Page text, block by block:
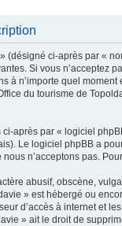
(désigné ci-après par «
Si vous n’acceptez
à n’importe quel
du tourisme de
après par « logiciel
Le logiciel phpBB a
n’acceptons pas.
abusif, obscène,
» est hébergé ou
d’accès à internet et
» ait le droit de